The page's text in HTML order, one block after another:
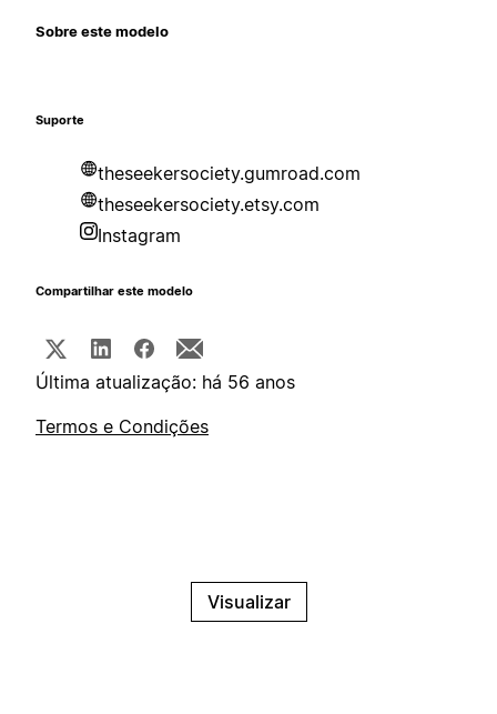
Sobre este modelo
Suporte
theseekersociety.gumroad.com
theseekersociety.etsy.com
Instagram
Compartilhar este modelo
Última atualização: há 56 anos
Termos e Condições
Visualizar